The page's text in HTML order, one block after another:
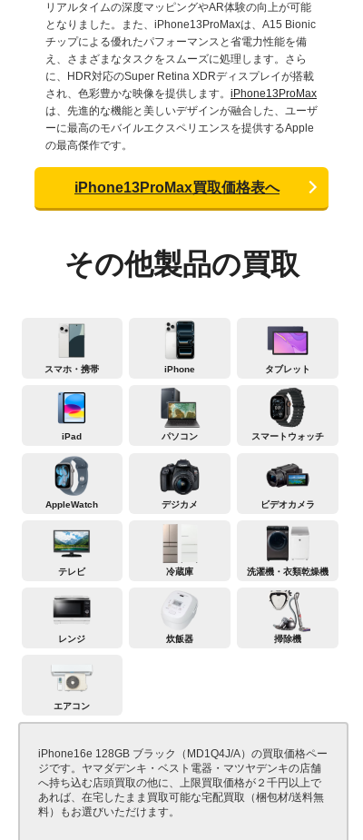
リアルタイムの深度マッピングやAR体験の向上が可能
となりました。また、iPhone13ProMaxは、A15 Bionic
チップによる優れたパフォーマンスと省電力性能を備
え、さまざまなタスクをスムーズに処理します。さら
に、HDR対応のSuper Retina XDRディスプレイが搭載
され、色彩豊かな映像を提供します。 iPhone13ProMax
は、先進的な機能と美しいデザインが融合した、ユーザ
ーに最高のモバイルエクスペリエンスを提供するApple
の最高傑作です。
iPhone13ProMax買取価格表へ
その他製品の買取
スマホ・携帯 iPhone タブレット
iPad パソコン スマートウォッチ
AppleWatch デジカメ ビデオカメラ
テレビ 冷蔵庫 洗濯機・衣類乾燥機
レンジ 炊飯器 掃除機
エアコン
iPhone16e 128GB ブラック（MD1Q4J/A）の買取価格ペー
ジです。ヤマダデンキ・ベスト電器・マツヤデンキの店舗
へ持ち込む店頭買取の他に、上限買取価格が２千円以上で
あれば、在宅したまま買取可能な宅配買取（梱包材/送料無
料）もお選びいただけます。